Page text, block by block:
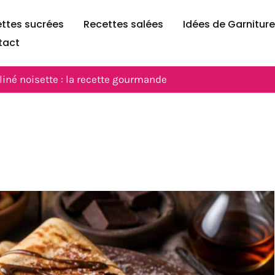
sucrées Recettes salées Idées de
noisette : la recette gourmande